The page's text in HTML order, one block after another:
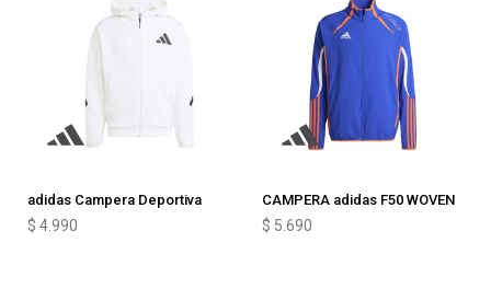
adidas Campera Deportiva
$ 4.990
CAMPERA adidas F50 WOVEN
$ 5.690